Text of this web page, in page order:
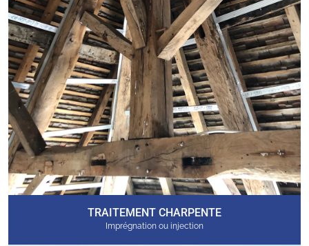
TRAITEMENT CHARPENTE
Imprégnation ou injection